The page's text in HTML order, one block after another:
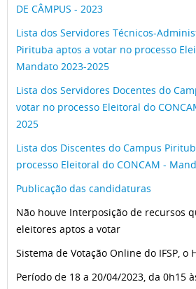
DE CÂMPUS - 2023
Lista dos Servidores Técnicos-
Pirituba aptos a votar no processo
Mandato 2023-2025
Lista dos Servidores Docentes do
votar no processo Eleitoral do
2025
Lista dos Discentes do Campus
processo Eleitoral do CONCAM -
Publicação das candidaturas
Não houve Interposição de recursos
eleitores aptos a votar
Sistema de Votação Online do IFSP, o
Período de 18 a 20/04/2023, da 0h15